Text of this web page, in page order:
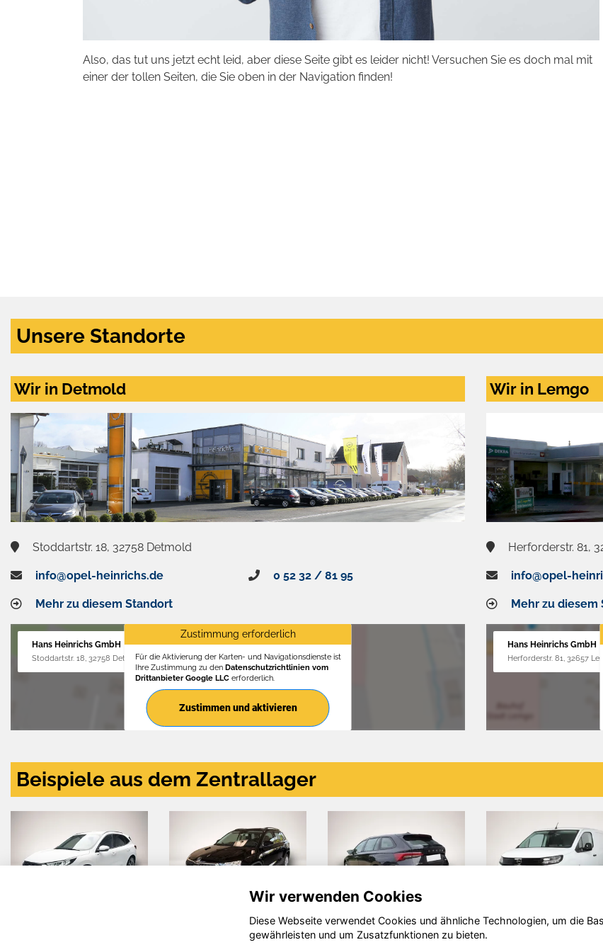
Also, das tut uns jetzt echt leid, aber diese Seite gibt es leider nicht! Versuchen Sie es doch mal mit
einer der tollen Seiten, die Sie oben in der Navigation finden!
Unsere Standorte
Wir in Detmold
Stoddartstr. 18, 32758 Detmold
info@opel-heinrichs.de 0 52 32 / 81 95
Mehr zu diesem Standort
Hans Heinrichs GmbH
Stoddartstr. 18, 32758 Detmold
Zustimmung erforderlich
Für die Aktivierung der Karten- und Navigationsdienste ist
Ihre Zustimmung zu den Datenschutzrichtlinien vom
Drittanbieter Google LLCerforderlich.
Zustimmen und aktivieren
Wir in Lemgo
Herforderstr. 81,
info@opel-
Mehr zu diesem
Hans Heinrichs GmbH
Herforderstr. 81, 32657
Beispiele aus dem Zentrallager
Opel Combo BMW X5
M60
Wir verwenden Cookies
Diese Webseite verwendet Cookies und ähnliche Technologien, um die
gewährleisten und um Zusatzfunktionen zu bieten.